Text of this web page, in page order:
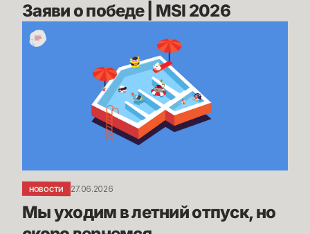
Заяви о победе | MSI 2026
Мы
уходим
НОВОСТИ 27.06.2026
Мы уходим в летний отпуск, но